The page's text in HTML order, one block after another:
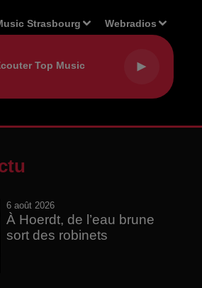
Strasbourg Webradios
6 août 2026
À Hoerdt, de l’eau brune
sort des robinets